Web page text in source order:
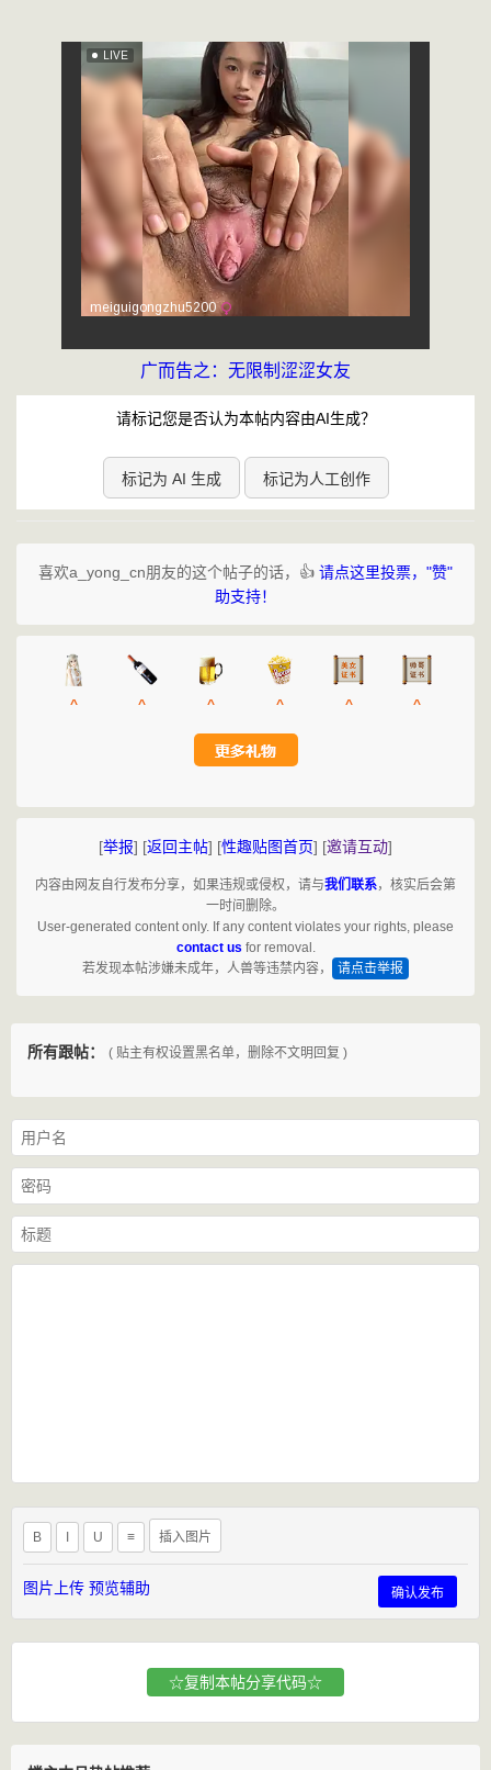
广而告之：无限制涩涩女友
请标记您是否认为本帖内容由AI生成？
标记为 AI 生成 标记为人工创作
喜欢a_yong_cn朋友的这个帖子的话，👍 请点这里投票，"赞"
助支持！
^ ^ ^ ^ ^ ^
[举报] [返回主帖] [性趣贴图首页] [邀请互动]
内容由网友自行发布分享，如果违规或侵权，请与我们联系，核实后会第
一时间删除。
User-generated content only. If any content violates your rights, please
contact us for removal.
若发现本帖涉嫌未成年，人兽等违禁内容，
请点击举报
所有跟帖： ( 贴主有权设置黑名单，删除不文明回复 )
B I U ≡ 插入图片
图片上传 预览辅助 确认发布
☆复制本帖分享代码☆